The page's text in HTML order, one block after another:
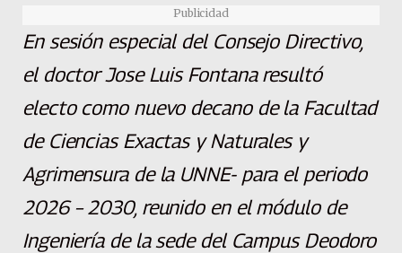
Publicidad
En sesión especial del Consejo Directivo,
el doctor Jose Luis Fontana resultó
electo como nuevo decano de la Facultad
de Ciencias Exactas y Naturales y
Agrimensura de la UNNE- para el periodo
2026 – 2030, reunido en el módulo de
Ingeniería de la sede del Campus Deodoro